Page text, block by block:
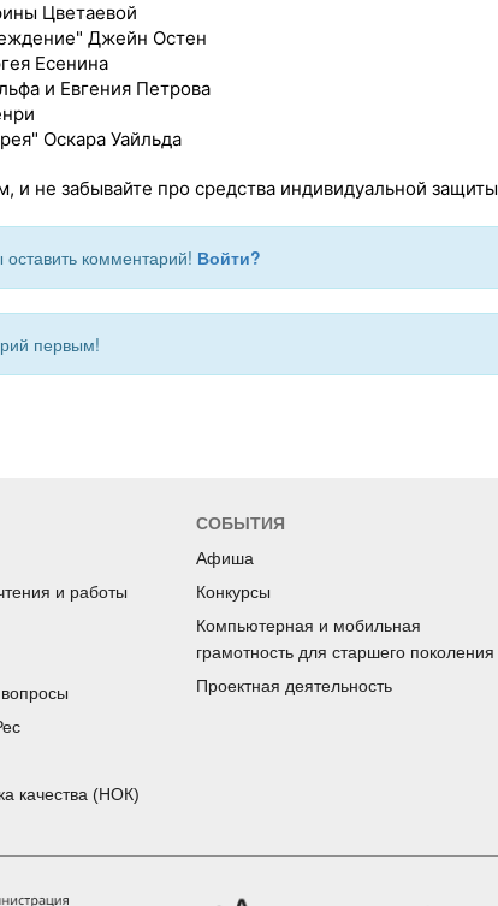
Цветаевой
Джейн Остен
Есенина
и Евгения Петрова
Оскара Уайльда
и не забывайте про средства индивидуальной защиты
комментарий! Войти?
первым!
и работы
качества (НОК)
СОБЫТИЯ
Афиша
Конкурсы
Компьютерная и мобильная
грамотность для старшего поколения
Проектная деятельность